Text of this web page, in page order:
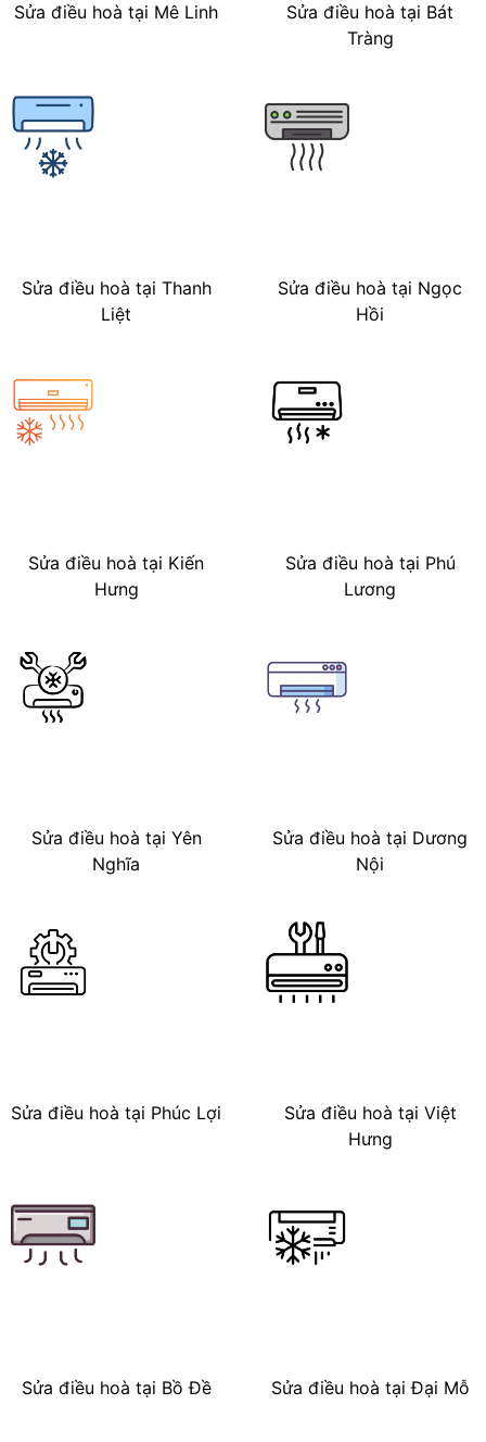
Sửa điều hoà tại Mê Linh
Sửa điều hoà tại Bát
Tràng
Sửa điều hoà tại Thanh
Liệt
Sửa điều hoà tại Ngọc
Hồi
Sửa điều hoà tại Kiến
Hưng
Sửa điều hoà tại Phú
Lương
Sửa điều hoà tại Yên
Nghĩa
Sửa điều hoà tại Dương
Nội
Sửa điều hoà tại Phúc Lợi
Sửa điều hoà tại Việt
Hưng
Sửa điều hoà tại Bồ Đề Sửa điều hoà tại Đại Mỗ